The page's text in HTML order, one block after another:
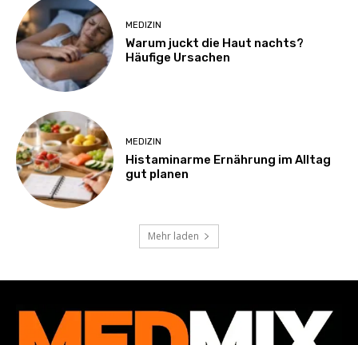
MEDIZIN
Warum juckt die Haut nachts?
Häufige Ursachen
MEDIZIN
Histaminarme Ernährung im Alltag
gut planen
Mehr laden